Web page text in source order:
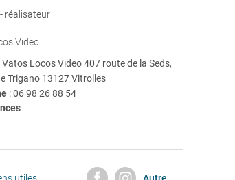
réalisateur
Video
Vatos Locos Video 407 route de la Seds,
Trigano 13127 Vitrolles
:06 98 26 88 54
utiles Autre